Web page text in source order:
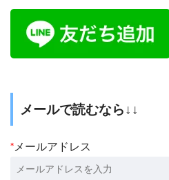
メールで読むなら↓↓
*メールアドレス